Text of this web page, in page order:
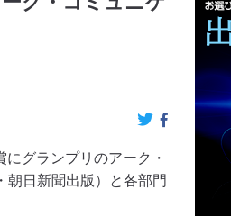
グランプリのアーク・
日新聞出版）と各部門